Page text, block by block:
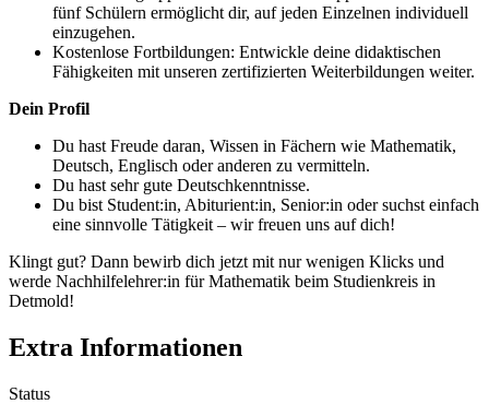
fünf Schülern ermöglicht dir, auf jeden Einzelnen individuell
einzugehen.
Kostenlose Fortbildungen: Entwickle deine didaktischen
Fähigkeiten mit unseren zertifizierten Weiterbildungen weiter.
Dein Profil
Du hast Freude daran, Wissen in Fächern wie Mathematik,
Deutsch, Englisch oder anderen zu vermitteln.
Du hast sehr gute Deutschkenntnisse.
Du bist Student:in, Abiturient:in, Senior:in oder suchst einfach
eine sinnvolle Tätigkeit – wir freuen uns auf dich!
Klingt gut? Dann bewirb dich jetzt mit nur wenigen Klicks und
werde Nachhilfelehrer:in für Mathematik beim Studienkreis in
Detmold!
Extra Informationen
Status